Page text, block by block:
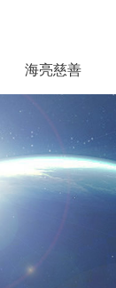
海亮慈善